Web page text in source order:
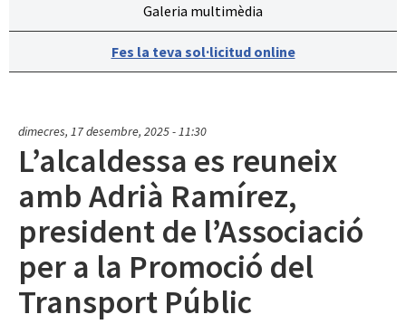
Galeria multimèdia
Fes la teva sol·licitud online
dimecres, 17 desembre, 2025 - 11:30
L’alcaldessa es reuneix
amb Adrià Ramírez,
president de l’Associació
per a la Promoció del
Transport Públic